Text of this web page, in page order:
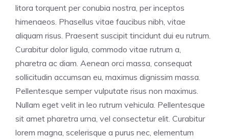
litora torquent per conubia nostra, per inceptos
himenaeos. Phasellus vitae faucibus nibh, vitae
aliquam risus. Praesent suscipit tincidunt dui eu rutrum.
Curabitur dolor ligula, commodo vitae rutrum a,
pharetra ac diam. Aenean orci massa, consequat
sollicitudin accumsan eu, maximus dignissim massa.
Pellentesque semper vulputate risus non maximus.
Nullam eget velit in leo rutrum vehicula. Pellentesque
sit amet pharetra urna, vel consectetur elit. Curabitur
lorem magna, scelerisque a purus nec, elementum